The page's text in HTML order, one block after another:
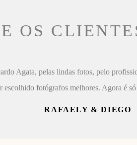
OS
Agata, pelas lindas fotos, pelo
escolhido fotógrafos melhores. Agora é
RAFAELY & DIEGO